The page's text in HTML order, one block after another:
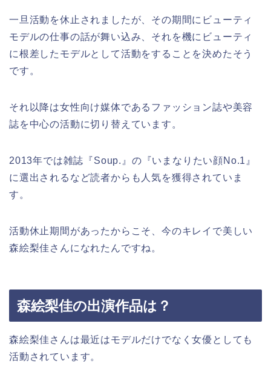
一旦活動を休止されましたが、その期間にビューティ
モデルの仕事の話が舞い込み、それを機にビューティ
に根差したモデルとして活動をすることを決めたそう
です。
それ以降は女性向け媒体であるファッション誌や美容
誌を中心の活動に切り替えています。
2013年では雑誌『Soup.』の『いまなりたい顔No.1』
に選出されるなど読者からも人気を獲得されていま
す。
活動休止期間があったからこそ、今のキレイで美しい
森絵梨佳さんになれたんですね。
森絵梨佳の出演作品は？
森絵梨佳さんは最近はモデルだけでなく女優としても
活動されています。